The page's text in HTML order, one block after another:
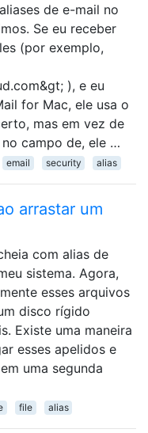
de e-mail no
Se eu receber
(por exemplo,
), e eu
for Mac, ele usa o
mas em vez de
campo de, ele …
email security alias
arrastar um
com alias de
sistema. Agora,
esses arquivos
disco rígido
Existe uma maneira
esses apelidos e
uma segunda
file alias